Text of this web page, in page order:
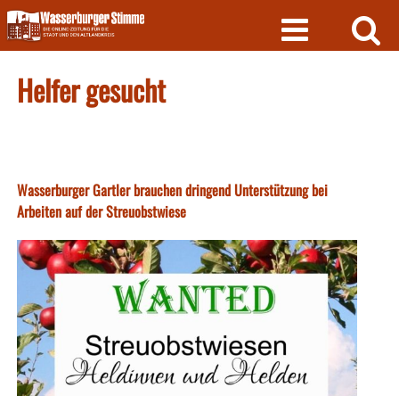
Skip
to
content
Helfer gesucht
Wasserburger Gartler brauchen dringend Unterstützung bei
Arbeiten auf der Streuobstwiese